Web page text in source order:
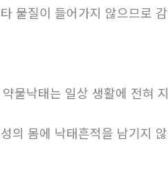
물질이 들어가지 않으므로
물낙태는 일상 생활에 전혀
의 몸에 낙태흔적을 남기지